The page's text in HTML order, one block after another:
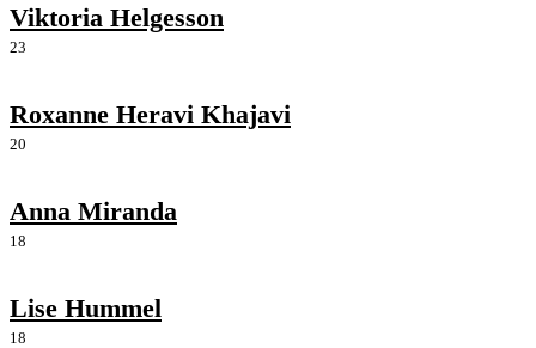
Viktoria Helgesson
23
Roxanne Heravi Khajavi
20
Anna Miranda
18
Lise Hummel
18